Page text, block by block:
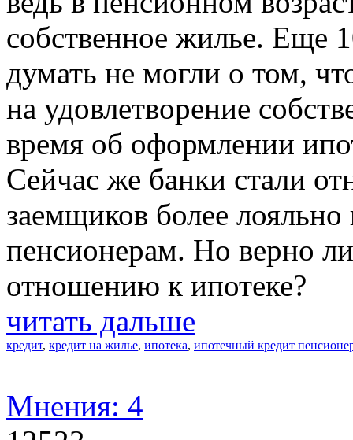
собственное жилье. Еще
думать не могли о том,
на удовлетворение
время об оформлении
Сейчас же банки стали
заемщиков более
пенсионерам. Но верно
отношению к ипотеке?
читать дальше
кредит, кредит на жилье, ипотека, ипотечный кредит
Мнения: 4